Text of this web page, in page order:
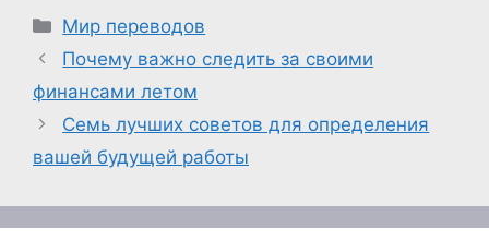
Рубрики
Мир переводов
Почему важно следить за своими
финансами летом
Семь лучших советов для определения
вашей будущей работы